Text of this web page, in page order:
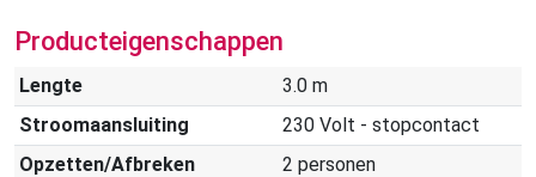
Producteigenschappen
Lengte
3.0 m
Stroomaansluiting
230 Volt - stopcontact
Opzetten/Afbreken
2 personen